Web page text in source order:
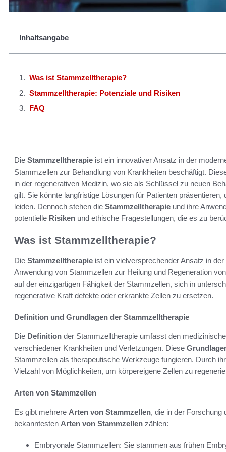
Inhaltsangabe
Was ist Stammzelltherapie?
Stammzelltherapie: Potenziale und Risiken
FAQ
Die Stammzelltherapie ist ein innovativer Ansatz in der
Stammzellen zur Behandlung von Krankheiten beschäftigt.
in der regenerativen Medizin, wo sie als Schlüssel zu neuen
gilt. Sie könnte langfristige Lösungen für Patienten
leiden. Dennoch stehen die Stammzelltherapie und ihre
potentielle Risiken und ethische Fragestellungen, die es zu
Was ist Stammzelltherapie?
Die Stammzelltherapie ist ein vielversprechender Ansatz in
Anwendung von Stammzellen zur Heilung und Regeneration
auf der einzigartigen Fähigkeit der Stammzellen, sich in
regenerative Kraft defekte oder erkrankte Zellen zu ersetzen.
Definition und Grundlagen der Stammzelltherapie
Die Definition der Stammzelltherapie umfasst den
verschiedener Krankheiten und Verletzungen. Diese
Stammzellen als therapeutische Werkzeuge fungieren. Durch
Vielzahl von Möglichkeiten, um körpereigene Zellen zu
Arten von Stammzellen
Es gibt mehrere Arten von Stammzellen, die in der Forschung
bekanntesten Arten von Stammzellen zählen:
Embryonale Stammzellen: Sie stammen aus frühen